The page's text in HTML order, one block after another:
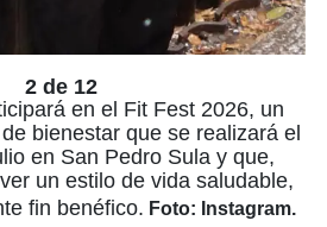
2 de 12
en el Fit Fest 2026, un
bienestar que se realizará el
en San Pedro Sula y que,
un estilo de vida saludable,
fin benéfico. Foto: Instagram.